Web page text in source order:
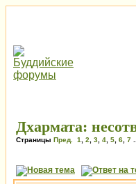
Дхармата:
Страницы Пред. 1 2 3 4 5 6 7